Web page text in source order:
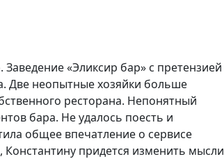
«Эликсир бар» с претензией
Две неопытные хозяйки больше
ресторана. Непонятный
бара. Не удалось поесть и
общее впечатление о сервисе
придется изменить мысли